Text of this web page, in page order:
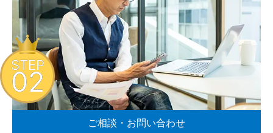
ご相談・お問い合わせ
STEP
02